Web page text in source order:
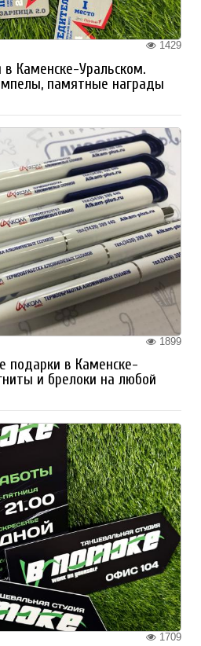
1429
Каменске-Уральском.
памятные награды
1899
подарки в Каменске-
и брелоки на любой
1709